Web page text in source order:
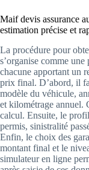
Maif devis assurance
estimation précise et
La procédure pour
s’organise comme une
chacune apportant un
prix final. D’abord, il
modèle du véhicule,
et kilométrage annuel.
calcul. Ensuite, le
permis, sinistralité
Enfin, le choix des
montant final et le
simulateur en ligne